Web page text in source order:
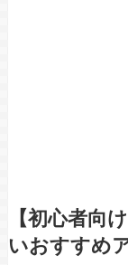
【初心者向
いおすすめ